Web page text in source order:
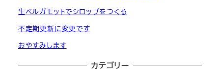
生ベルガモットでシロップをつくる
不定期更新に変更です
おやすみします
カテゴリー